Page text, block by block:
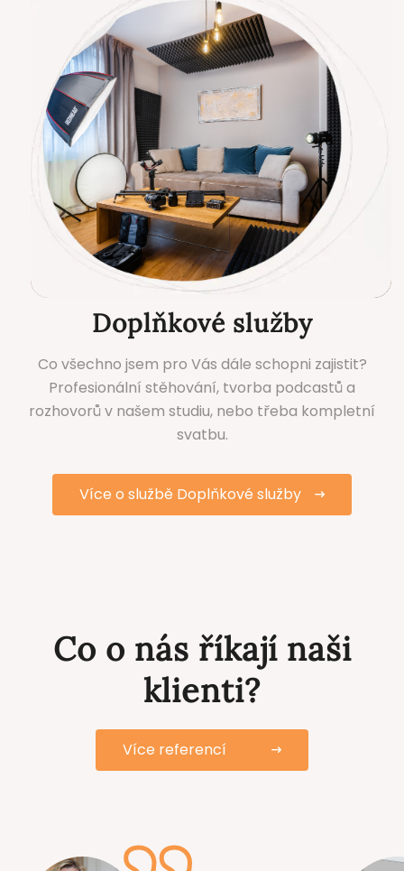
Doplňkové služby
Co všechno jsem pro Vás dále schopni zajistit?
Profesionální stěhování, tvorba podcastů a
rozhovorů v našem studiu, nebo třeba kompletní
svatbu.
Více o službě Doplňkové služby
Co o nás říkají naši
klienti?
Více referencí